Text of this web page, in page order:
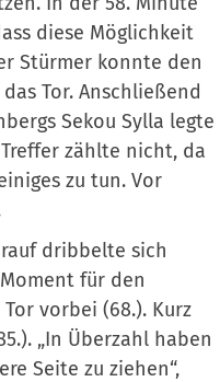
diese Möglichkeit
Stürmer konnte den
Tor. Anschließend
Sekou Sylla legte
zählte nicht, da
zu tun. Vor
dribbelte sich
für den
vorbei (68.). Kurz
„In Überzahl haben
Seite zu ziehen“,